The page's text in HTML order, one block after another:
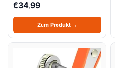
€34,99
Zum Produkt →